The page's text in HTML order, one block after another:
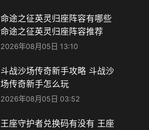
命途之征英灵归座阵容有哪些
命途之征英灵归座阵容推荐
2026年08月05日 13:10
斗战沙场传奇新手攻略 斗战沙
场传奇新手怎么玩
2026年08月05日 03:52
王座守护者兑换码有没有 王座